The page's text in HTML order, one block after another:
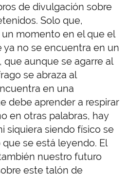
de divulgación sobre
Solo que,
momento en el que el
no se encuentra en un
aunque se agarre al
se abraza al
en una
debe aprender a respirar
en otras palabras, hay
siquiera siendo físico se
se está leyendo. El
nuestro futuro
este talón de